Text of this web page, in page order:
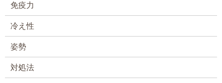
免疫力
冷え性
姿勢
対処法